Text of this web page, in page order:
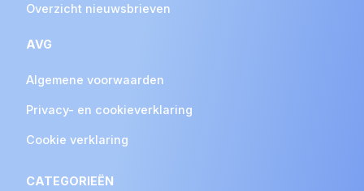
Overzicht nieuwsbrieven
AVG
Algemene voorwaarden
Privacy- en cookieverklaring
Cookie verklaring
CATEGORIEËN